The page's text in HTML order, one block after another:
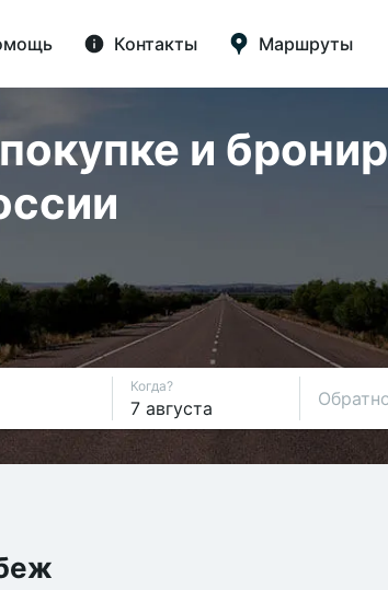
Контакты Маршруты
и
Когда?